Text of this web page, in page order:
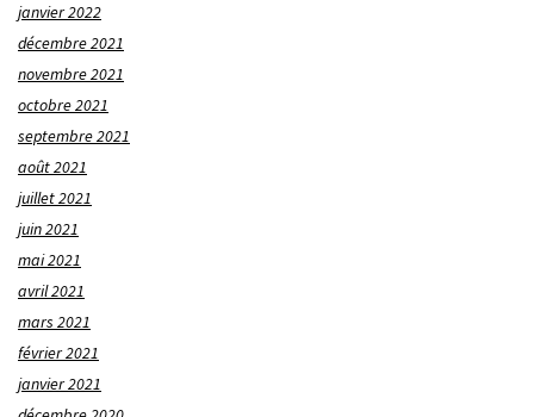
janvier 2022
décembre 2021
novembre 2021
octobre 2021
septembre 2021
août 2021
juillet 2021
juin 2021
mai 2021
avril 2021
mars 2021
février 2021
janvier 2021